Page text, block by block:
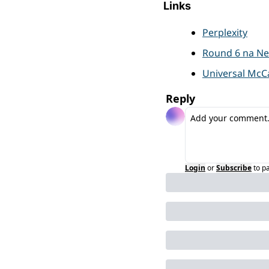
Links
Perplexity
Round 6 na
Universal
Reply
Login orSubscribeto